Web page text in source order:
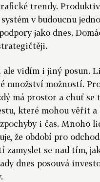
trendy.
v budoucnu
jako dnes.
ale vidím i jiný posun.
množství možností.
má prostor a chuť
které mohou věřit a
i čas. Mnoho
že období pro
zamyslet se nad tím,
dnes posouvá